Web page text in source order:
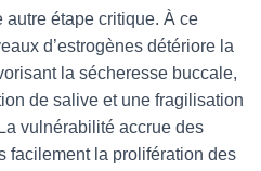
autre étape critique. À ce
d’estrogènes détériore la
la sécheresse buccale,
de salive et une fragilisation
vulnérabilité accrue des
facilement la prolifération des